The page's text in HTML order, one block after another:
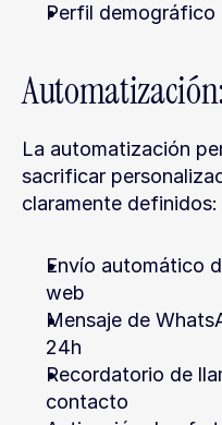
Perfil demográfico
La automatización
sacrificar
claramente definidos:
Envío automático
web
Mensaje de
24h
Recordatorio de
contacto